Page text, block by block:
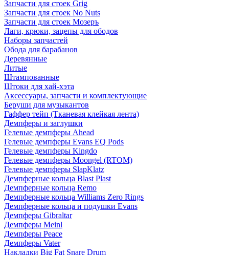
Запчасти для стоек Grig
Запчасти для стоек No Nuts
Запчасти для стоек Мозеръ
Лаги, крюки, зацепы для ободов
Наборы запчастей
Обода для барабанов
Деревянные
Литые
Штампованные
Штоки для хай-хэта
Аксессуары, запчасти и комплектующие
Беруши для музыкантов
Гаффер тейп (Тканевая клейкая лента)
Демпферы и заглушки
Гелевые демпферы Ahead
Гелевые демпферы Evans EQ Pods
Гелевые демпферы Kingdo
Гелевые демпферы Moongel (RTOM)
Гелевые демпферы SlapKlatz
Демпферные кольца Blast Plast
Демпферные кольца Remo
Демпферные кольца Williams Zero Rings
Демпферные кольца и подушки Evans
Демпферы Gibraltar
Демпферы Meinl
Демпферы Peace
Демпферы Vater
Накладки Big Fat Snare Drum